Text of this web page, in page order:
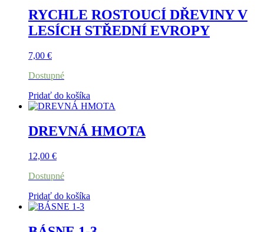
RYCHLE ROSTOUCÍ DŘEVINY V
LESÍCH STŘEDNÍ EVROPY
7,00 €
Dostupné
Pridať do košíka
DREVNÁ HMOTA
12,00 €
Dostupné
Pridať do košíka